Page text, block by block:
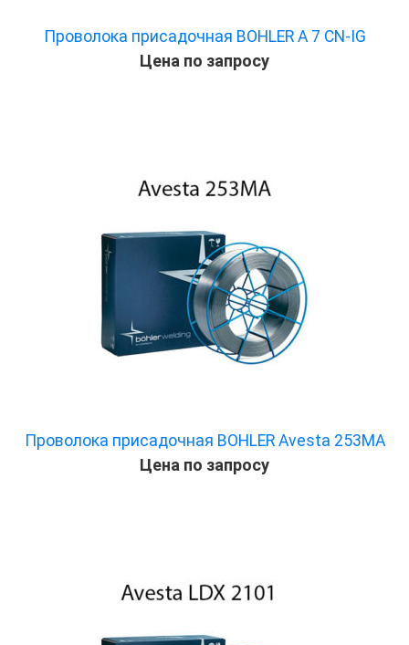
Проволока присадочная BOHLER A 7 CN-IG
Цена по запросу
Проволока присадочная BOHLER Avesta 253MA
Цена по запросу